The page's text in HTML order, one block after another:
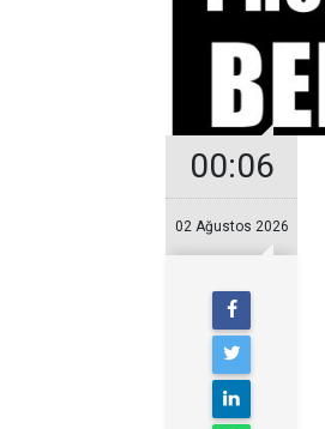
00:06
02 Ağustos 2026